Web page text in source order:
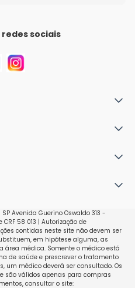
redes sociais
Avenida Guerino Oswaldo 313 -
58 013 | Autorização de
contidas neste site não devem ser
em hipótese alguma, as
área médica. Somente o médico está
de saúde e prescrever o tratamento
um médico deverá ser consultado. Os
são válidos apenas para compras
consultar o site: